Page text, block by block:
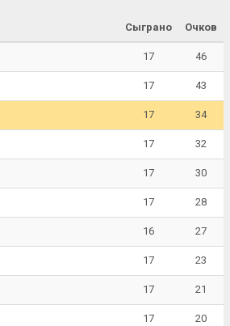
Сыграно Очков
17 46
17 43
17 34
17 32
17 30
17 28
16 27
17 23
17 21
17 20